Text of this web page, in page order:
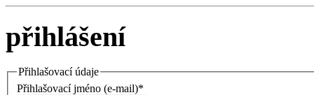
přihlášení
Přihlašovací údaje
Přihlašovací jméno (e-mail)*